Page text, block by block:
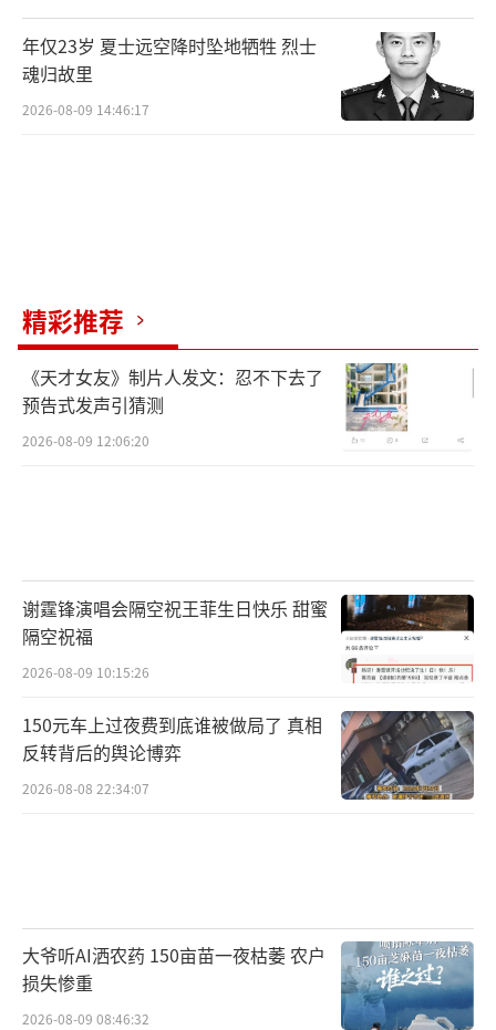
年仅23岁 夏士远空降时坠地牺牲 烈士
魂归故里
2026-08-09 14:46:17
精彩推荐
《天才女友》制片人发文：忍不下去了
预告式发声引猜测
2026-08-09 12:06:20
谢霆锋演唱会隔空祝王菲生日快乐 甜蜜
隔空祝福
2026-08-09 10:15:26
150元车上过夜费到底谁被做局了 真相
反转背后的舆论博弈
2026-08-08 22:34:07
大爷听AI洒农药 150亩苗一夜枯萎 农户
损失惨重
2026-08-09 08:46:32